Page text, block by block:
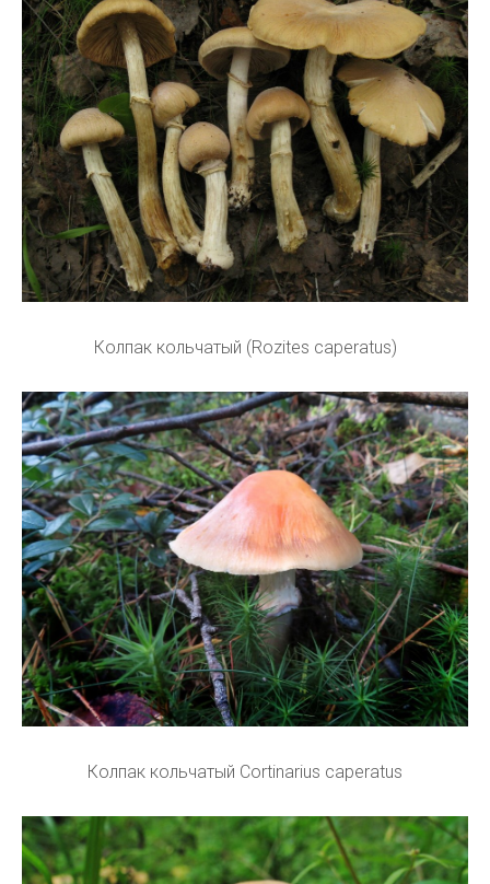
Колпак кольчатый (Rozites caperatus)
Колпак кольчатый Cortinarius caperatus